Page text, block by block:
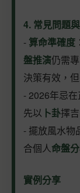
4. 常見問題
- 算命準確度
盤推演仍需
決策有效，
- 2026年忌
先以 卜卦擇
- 擺放風水物
合個人命盤
實例分享